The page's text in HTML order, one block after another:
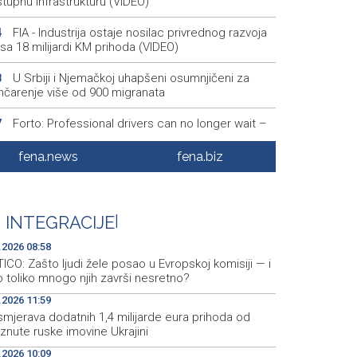
FIA - Industrija ostaje nosilac privrednog razvoja
18 milijardi KM prihoda (VIDEO)
U Srbiji i Njemačkoj uhapšeni osumnjičeni za
više od 900 migranata
Forto: Professional drivers can no longer wait –
offered a workable solution to the EU
Njemačka uhapsila Ukrajinca zbog sumnje za
Nastavljena saradnja Općine Novi Grad i Sarajevo
potpisan ugovor
fena.news fena.biz
INTEGRACIJE|
08:58
Zašto ljudi žele posao u Evropskoj komisiji — i
toliko mnogo njih završi nesretno?
11:59
dodatnih 1,4 milijarde eura prihoda od
ruske imovine Ukrajini
10:09